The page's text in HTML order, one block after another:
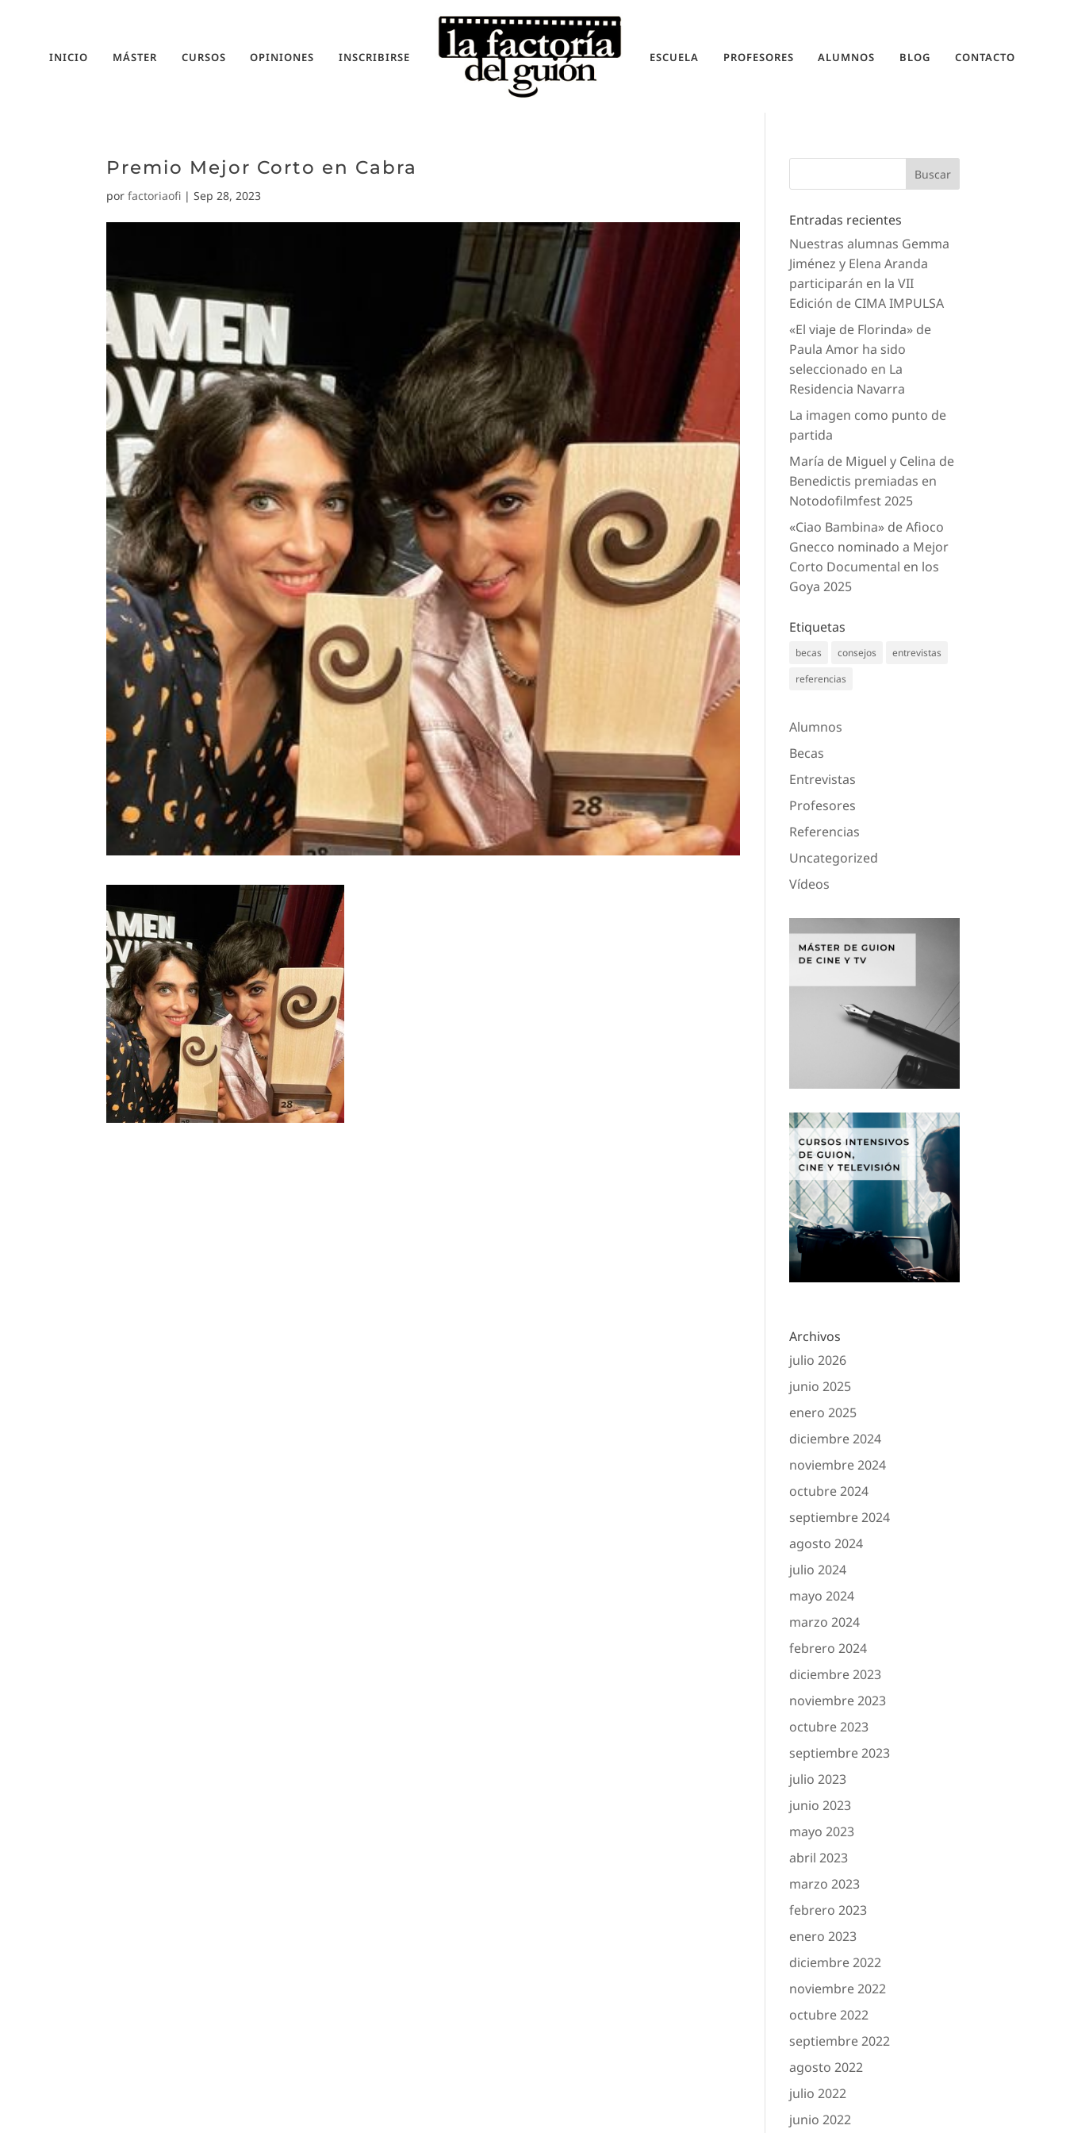
INICIO MÁSTER CURSOS OPINIONES INSCRIBIRSE ESCUELA PROFESORES ALUMNOS BLOG CONTACTO
Premio Mejor Corto en Cabra
porfactoriaofi |Sep 28, 2023
Entradas recientes
Nuestras alumnas Gemma
Jiménez y Elena Aranda
participarán en la VII
Edición de CIMA IMPULSA
«El viaje de Florinda» de
Paula Amor ha sido
seleccionado en La
Residencia Navarra
La imagen como punto de
partida
María de Miguel y Celina de
Benedictis premiadas en
Notodofilmfest 2025
«Ciao Bambina» de Afioco
Gnecco nominado a Mejor
Corto Documental en los
Goya 2025
Etiquetas
becas consejos
entrevistas
referencias
Alumnos
Becas
Entrevistas
Profesores
Referencias
Uncategorized
Vídeos
Archivos
julio 2026
junio 2025
enero 2025
diciembre 2024
noviembre 2024
octubre 2024
septiembre 2024
agosto 2024
julio 2024
mayo 2024
marzo 2024
febrero 2024
diciembre 2023
noviembre 2023
octubre 2023
septiembre 2023
julio 2023
junio 2023
mayo 2023
abril 2023
marzo 2023
febrero 2023
enero 2023
diciembre 2022
noviembre 2022
octubre 2022
septiembre 2022
agosto 2022
julio 2022
junio 2022